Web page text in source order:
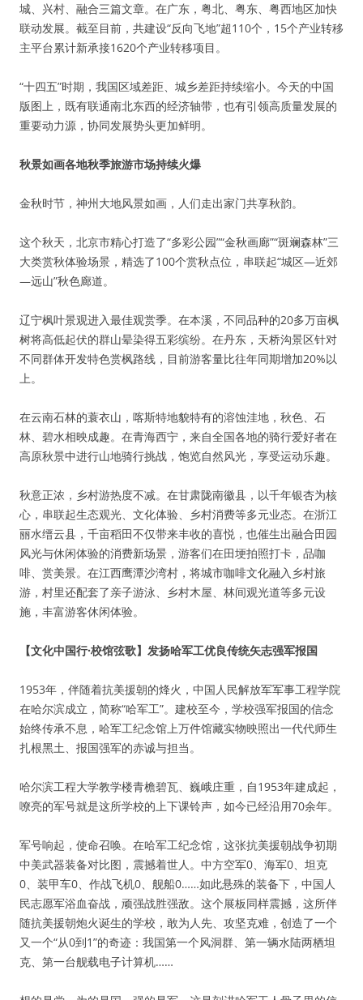
城、兴村、融合三篇文章。在广东，粤北、粤东、粤西地区加快
联动发展。截至目前，共建设“反向飞地”超110个，15个产业转移
主平台累计新承接1620个产业转移项目。
“十四五”时期，我国区域差距、城乡差距持续缩小。今天的中国
版图上，既有联通南北东西的经济轴带，也有引领高质量发展的
重要动力源，协同发展势头更加鲜明。
秋景如画各地秋季旅游市场持续火爆
金秋时节，神州大地风景如画，人们走出家门共享秋韵。
这个秋天，北京市精心打造了“多彩公园”“金秋画廊”“斑斓森林”三
大类赏秋体验场景，精选了100个赏秋点位，串联起“城区—近郊
—远山”秋色廊道。
辽宁枫叶景观进入最佳观赏季。在本溪，不同品种的20多万亩枫
树将高低起伏的群山晕染得五彩缤纷。在丹东，天桥沟景区针对
不同群体开发特色赏枫路线，目前游客量比往年同期增加20%以
上。
在云南石林的蓑衣山，喀斯特地貌特有的溶蚀洼地，秋色、石
林、碧水相映成趣。在青海西宁，来自全国各地的骑行爱好者在
高原秋景中进行山地骑行挑战，饱览自然风光，享受运动乐趣。
秋意正浓，乡村游热度不减。在甘肃陇南徽县，以千年银杏为核
心，串联起生态观光、文化体验、乡村消费等多元业态。在浙江
丽水缙云县，千亩稻田不仅带来丰收的喜悦，也催生出融合田园
风光与休闲体验的消费新场景，游客们在田埂拍照打卡，品咖
啡、赏美景。在江西鹰潭沙湾村，将城市咖啡文化融入乡村旅
游，村里还配套了亲子游泳、乡村木屋、林间观光道等多元设
施，丰富游客休闲体验。
【文化中国行·校馆弦歌】发扬哈军工优良传统矢志强军报国
1953年，伴随着抗美援朝的烽火，中国人民解放军军事工程学院
在哈尔滨成立，简称“哈军工”。建校至今，学校强军报国的信念
始终传承不息，哈军工纪念馆上万件馆藏实物映照出一代代师生
扎根黑土、报国强军的赤诚与担当。
哈尔滨工程大学教学楼青檐碧瓦、巍峨庄重，自1953年建成起，
嘹亮的军号就是这所学校的上下课铃声，如今已经沿用70余年。
军号响起，使命召唤。在哈军工纪念馆，这张抗美援朝战争初期
中美武器装备对比图，震撼着世人。中方空军0、海军0、坦克
0、装甲车0、作战飞机0、舰船0……如此悬殊的装备下，中国人
民志愿军浴血奋战，顽强战胜强敌。这个展板同样震撼，这所伴
随抗美援朝炮火诞生的学校，敢为人先、攻坚克难，创造了一个
又一个“从0到1”的奇迹：我国第一个风洞群、第一辆水陆两栖坦
克、第一台舰载电子计算机……